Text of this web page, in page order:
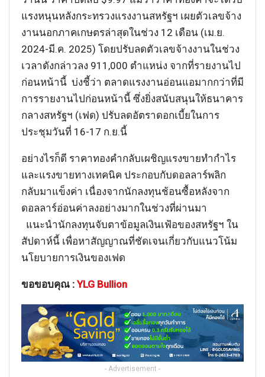
แรงหนุนหลังกระทรวงแรงงานสหรัฐฯ เผยตัวเลขจ้าง
งานนอกภาคเกษตรล่าสุดในช่วง 12 เดือน (เม.ย.
2024-มี.ค. 2025) โดยปรับลดตัวเลขจ้างงานในช่วง
เวลาดังกล่าวลง 911,000 ตำแหน่ง จากที่รายงานไป
ก่อนหน้านี้ บ่งชี้ว่า ตลาดแรงงานอ่อนแอมากกว่าที่มี
การรายงานไปก่อนหน้านี้ ซึ่งยิ่งสนับสนุนให้ธนาคาร
กลางสหรัฐฯ (เฟด) ปรับลดอัตราดอกเบี้ยในการ
ประชุมวันที่ 16-17 ก.ย.นี้
อย่างไรก็ดี ราคาทองคำกลับเผชิญแรงขายทำกำไร
และแรงขายทางเทคนิค ประกอบกับดอลลาร์พลิก
กลับมาแข็งค่า เนื่องจากนักลงทุนช้อนซื้อหลังจาก
ดอลลาร์อ่อนค่าลงอย่างมากในช่วงที่ผ่านมา
แนะนำนักลงทุนจับตาข้อมูลเงินเฟ้อของสหรัฐฯ ใน
สัปดาห์นี้ เพื่อหาสัญญาณที่ชัดเจนเกี่ยวกับแนวโน้ม
นโยบายการเงินของเฟด
ขอขอบคุณ : YLG Bullion
- Advertisement -